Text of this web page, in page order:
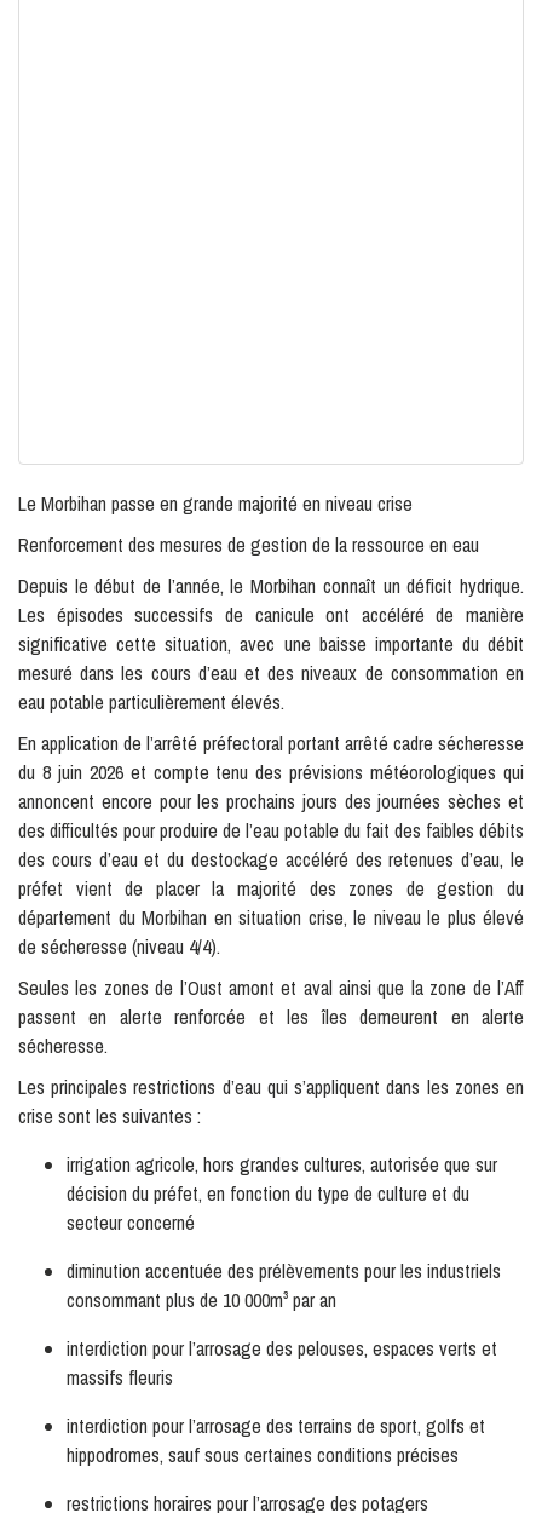
Le Morbihan passe en grande majorité en niveau crise
Renforcement des mesures de gestion de la ressource en eau
Depuis le début de l’année, le Morbihan connaît un déficit hydrique.
Les épisodes successifs de canicule ont accéléré de manière
significative cette situation, avec une baisse importante du débit
mesuré dans les cours d’eau et des niveaux de consommation en
eau potable particulièrement élevés.
En application de l’arrêté préfectoral portant arrêté cadre sécheresse
du 8 juin 2026 et compte tenu des prévisions météorologiques qui
annoncent encore pour les prochains jours des journées sèches et
des difficultés pour produire de l’eau potable du fait des faibles débits
des cours d’eau et du destockage accéléré des retenues d’eau, le
préfet vient de placer la majorité des zones de gestion du
département du Morbihan en situation crise, le niveau le plus élevé
de sécheresse (niveau 4/4).
Seules les zones de l’Oust amont et aval ainsi que la zone de l’Aff
passent en alerte renforcée et les îles demeurent en alerte
sécheresse.
Les principales restrictions d’eau qui s’appliquent dans les zones en
crise sont les suivantes :
irrigation agricole, hors grandes cultures, autorisée que sur
décision du préfet, en fonction du type de culture et du
secteur concerné
diminution accentuée des prélèvements pour les industriels
consommant plus de 10 000m³ par an
interdiction pour l’arrosage des pelouses, espaces verts et
massifs fleuris
interdiction pour l’arrosage des terrains de sport, golfs et
hippodromes, sauf sous certaines conditions précises
restrictions horaires pour l’arrosage des potagers